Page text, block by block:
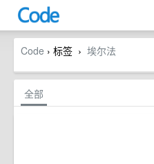
Code › 标签 › 埃尔法
全部